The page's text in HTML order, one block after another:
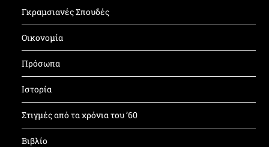
Γκραμσιανές Σπουδές
Οικονομία
Πρόσωπα
Ιστορία
Στιγμές από τα χρόνια του ’60
Βιβλίο